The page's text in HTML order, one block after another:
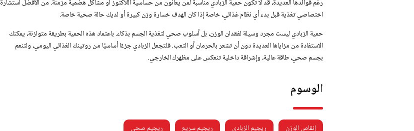
رغم فوائدها العديدة، قد لا تكون حمية الزبادي مناسبة لمن يعانون من حساسية اللاكتوز أو مشاكل هضمية مزمنة. من الأفضل استشارة
اختصاصي تغذية قبل بدء أي نظام غذائي، خاصة إذا كان الهدف خسارة وزن كبيرة أو لديك حالة صحية خاصة.
حمية الزبادي ليست مجرد وسيلة لفقدان الوزن، بل أسلوب صحي لتغذية الجسم بذكاء. باعتماد هذه الحمية بطريقة متوازنة، يمكنك
الاستفادة من مزاياها العديدة دون أن تشعر بالحرمان أو التعب. فلتجعل الزبادي جزءًا أساسيًا من روتينك الغذائي اليومي، ولتنعم
بجسم صحي، طاقة عالية، وإشراقة داخلية تنعكس على مظهرك الخارجي.
الوسوم
إنقاص الوزن ريجيم الزبادي ريجيم سريع ريجيم صحي